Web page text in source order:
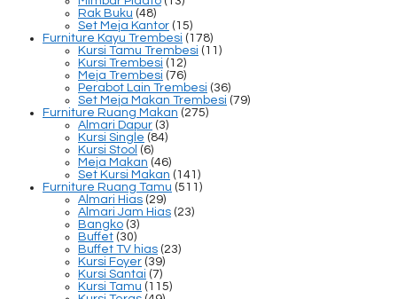
Rak Buku (48)
Set Meja Kantor (15)
Furniture Kayu Trembesi (178)
Kursi Tamu Trembesi (11)
Kursi Trembesi (12)
Meja Trembesi (76)
Perabot Lain Trembesi (36)
Set Meja Makan Trembesi (79)
Furniture Ruang Makan (275)
Almari Dapur (3)
Kursi Single (84)
Kursi Stool (6)
Meja Makan (46)
Set Kursi Makan (141)
Furniture Ruang Tamu (511)
Almari Hias (29)
Almari Jam Hias (23)
Bangko (3)
Buffet (30)
Buffet TV hias (23)
Kursi Foyer (39)
Kursi Santai (7)
Kursi Tamu (115)